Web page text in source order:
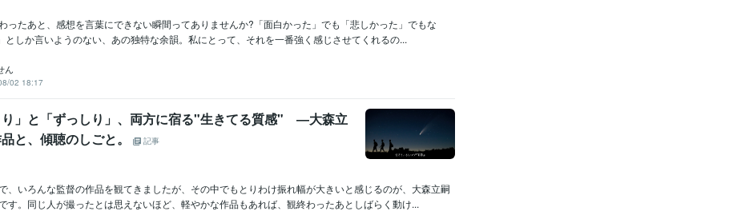
ったあと、感想を言葉にできない瞬間ってありませんか?「面白かった」でも「悲しかった」でもな
としか言いようのない、あの独特な余韻。私にとって、それを一番強く感じさせてくれるの...
ん
02 18:17
り」と「ずっしり」、両方に宿る"生きてる質感" ―大森立
と、傾聴のしごと。
記事
、いろんな監督の作品を観てきましたが、その中でもとりわけ振れ幅が大きいと感じるのが、大森立嗣
す。同じ人が撮ったとは思えないほど、軽やかな作品もあれば、観終わったあとしばらく動け...